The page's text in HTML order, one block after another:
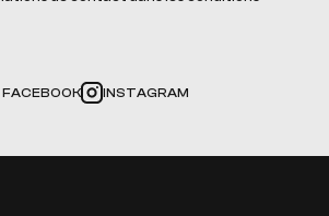
FACEBOOK INSTAGRAM